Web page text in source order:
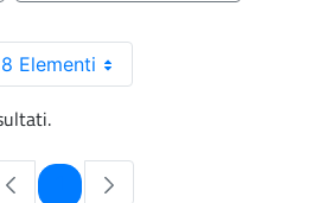
8 Elementi
Pagina